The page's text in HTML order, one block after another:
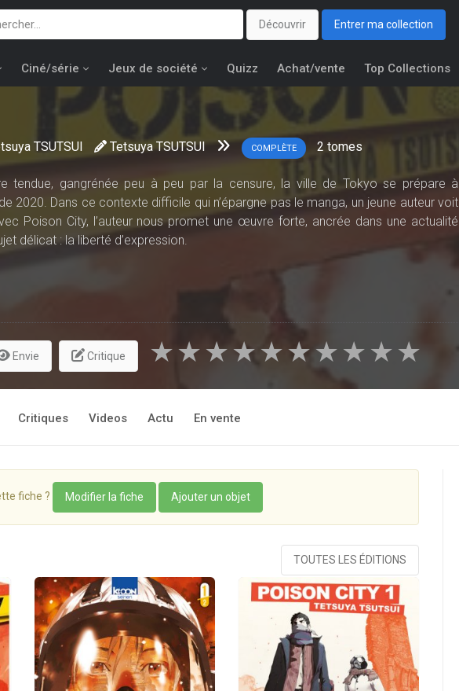
Découvrir Entrer ma collection
Ciné/série Jeux de société Quizz Achat/vente Top Collections
TSUTSUI Tetsuya TSUTSUI COMPLÈTE 2 tomes
tendue, gangrénée peu à peu par la censure, la ville de Tokyo se prépare à
2020. Dans ce contexte difficile qui n’épargne pas le manga, un jeune auteur voit
Poison City, l’auteur nous promet une œuvre forte, ancrée dans une actualité
délicat : la liberté d’expression.
Envie Critique ★
★
★
★
★
★
★
★
★
★
Critiques Videos Actu En vente
fiche ? Modifier la fiche Ajouter un objet
TOUTES LES ÉDITIONS